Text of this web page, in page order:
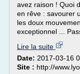
avez raison ! Quoi
en rêve : savourer
les doux
exceptionnel ...
Lire la suite
Date: 2017-03-16
Site : http://